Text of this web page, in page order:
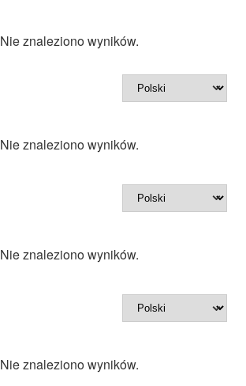
Nie znaleziono wyników.
Nie znaleziono wyników.
Nie znaleziono wyników.
Nie znaleziono wyników.